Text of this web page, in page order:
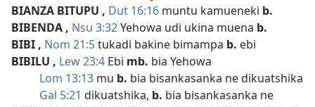
BIANZA BITUPU , Dut 16:16 muntu kamueneki b.
BIBENDA , Nsu 3:32Yehowa udi ukina muena b.
BIBI , Nom 21:5tukadi bakine bimampa b. ebi
BIBILU , Lew 23:4 Ebi mb. bia Yehowa
Lom 13:13 mu b. bia bisankasanka ne dikuatshika
Gal 5:21 dikuatshika, b. bia bisankasanka ne